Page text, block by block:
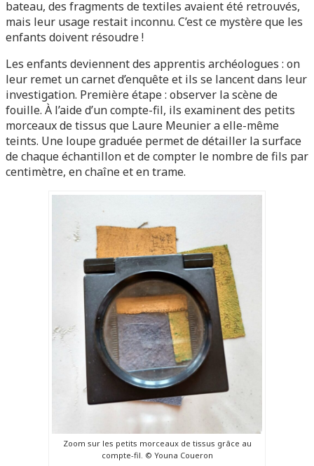
bateau, des fragments de textiles avaient été retrouvés,
mais leur usage restait inconnu. C’est ce mystère que les
enfants doivent résoudre !
Les enfants deviennent des apprentis archéologues : on
leur remet un carnet d’enquête et ils se lancent dans leur
investigation. Première étape : observer la scène de
fouille. À l’aide d’un compte-fil, ils examinent des petits
morceaux de tissus que Laure Meunier a elle-même
teints. Une loupe graduée permet de détailler la surface
de chaque échantillon et de compter le nombre de fils par
centimètre, en chaîne et en trame.
Zoom sur les petits morceaux de tissus grâce au
compte-fil. © Youna Coueron